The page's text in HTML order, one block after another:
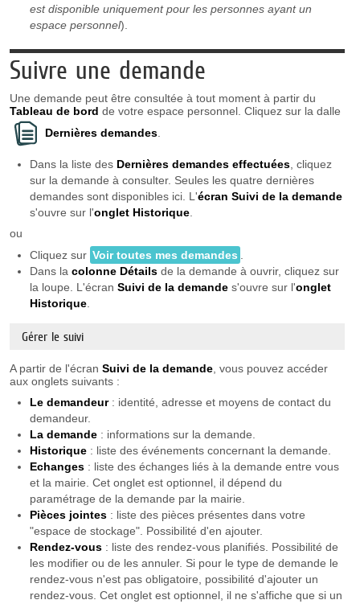
est disponible uniquement pour les personnes ayant un
espace personnel).
Suivre une demande
Une demande peut être consultée à tout moment à partir du
Tableau de bord de votre espace personnel. Cliquez sur la dalle
Dernières demandes.
Dans la liste des Dernières demandes effectuées, cliquez
sur la demande à consulter. Seules les quatre dernières
demandes sont disponibles ici. L'écran Suivi de la demande
s'ouvre sur l'onglet Historique.
ou
Cliquez sur Voir toutes mes demandes
Dans la colonne Détailsde la demande à ouvrir, cliquez sur
la loupe. L'écran Suivi de la demandes'ouvre sur l'onglet
Historique.
Gérer le suivi
A partir de l'écran Suivi de la demande, vous pouvez accéder
aux onglets suivants :
Le demandeur: identité, adresse et moyens de contact du
demandeur.
La demande: informations sur la demande.
Historique: liste des événements concernant la demande.
Echanges: liste des échanges liés à la demande entre vous
et la mairie. Cet onglet est optionnel, il dépend du
paramétrage de la demande par la mairie.
Pièces jointes: liste des pièces présentes dans votre
"espace de stockage". Possibilité d'en ajouter.
Rendez-vous: liste des rendez-vous planifiés. Possibilité de
les modifier ou de les annuler. Si pour le type de demande le
rendez-vous n'est pas obligatoire, possibilité d'ajouter un
rendez-vous. Cet onglet est optionnel, il ne s'affiche que si un